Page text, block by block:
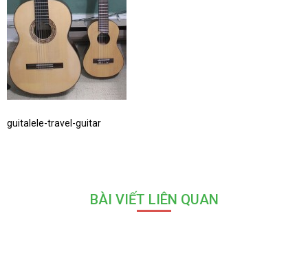
guitalele-travel-guitar
BÀI VIẾT LIÊN QUAN